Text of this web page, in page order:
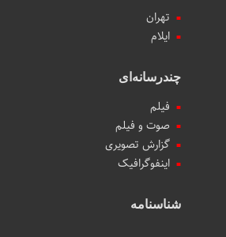
تهران
ایلام
چندرسانه‌ای
فیلم
صوت و فیلم
گزارش تصویری
اینفوگرافیک
شناسنامه